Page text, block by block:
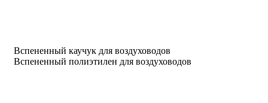
Вспененный каучук для воздуховодов
Вспененный полиэтилен для воздуховодов